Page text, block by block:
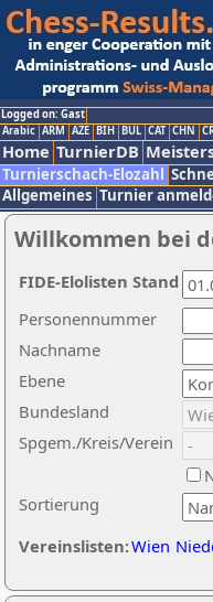
Logged on: Gast
Arabic ARM AZE BIH BUL CAT CHN
Home TurnierDB
Turnierschach-Elozahl
Allgemeines Turnier
Willkommen bei
Nachname
Ebene
Sortierung
Personennummer
Bundesland
Spgem./Kreis/Verein
Vereinslisten:Wien
FIDE-Elolisten Stand